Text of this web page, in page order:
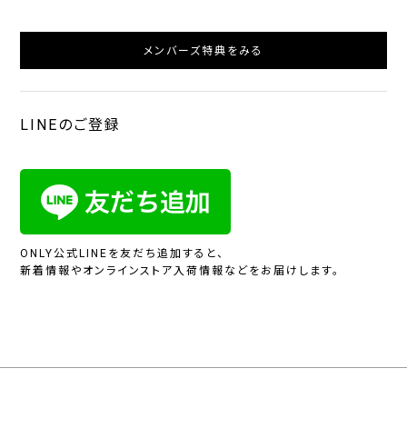
メンバーズ特典をみる
LINEのご登録
ONLY公式LINEを友だち追加すると、
新着情報やオンラインストア入荷情報などをお届けします。